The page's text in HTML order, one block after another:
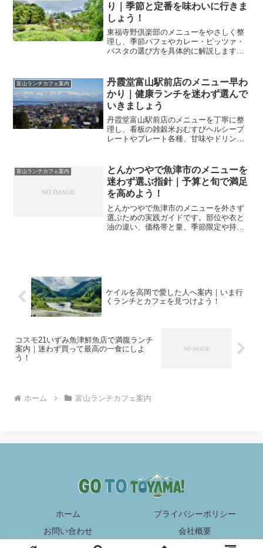
り｜季節と定番を味わいに行きま
しょう！
東福寺野倶楽部のメニューをやさしく整
理し、季節パフェやカレー・ピッツァ・
パスタの選び方を具体的に解説します。
心地よく過ごせます。
富山ランチカフェ案内
丹霞堂富山駅前店のメニュー早わ
かり｜健康ランチを迷わず選んで
いきましょう
丹霞堂富山駅前店のメニューを丁寧に整
理し、看板の雑穀米おむすびヘルシープ
レートやプレート各種、甘味やドリン
向のあなたにも安心の選択ができます。
富山ランチカフェ案内
とんかつやで魚津市のメニューを
迷わず選ぶ指針｜予算と旬で満足
を高めよう！
とんかつやで魚津市のメニューを外さず
選ぶための実践ガイドです。部位や衣と
油の違い、価格帯と量、季節限定や持ち
ケイルを高岡で愛した人へ案内｜いま行
くランチとカフェを見つけよう！
コスモ21いずみ魚津鮮魚店で満腹ランチ
案内｜迷わず買って最高の一食にしよ
う！
ホーム 富山ランチカフェ案内
ホーム
プライバシーポリシー
お問い合わせ
会社概要